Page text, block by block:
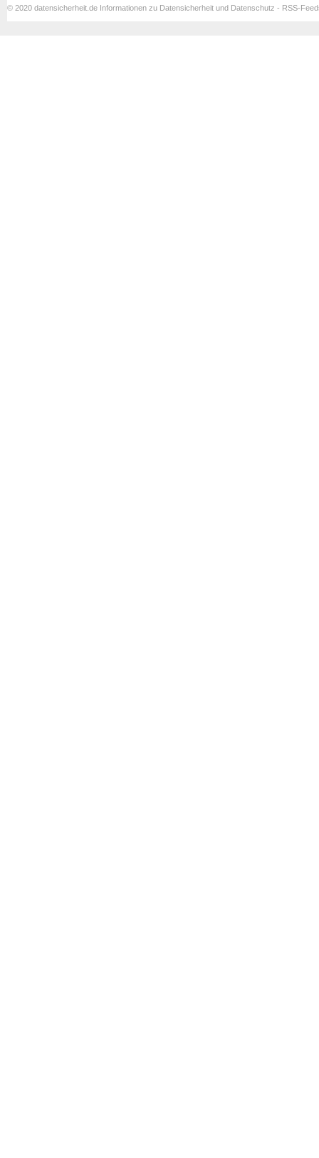
© 2020 datensicherheit.de Informationen zu Datensicherheit und Datenschutz - RSS-